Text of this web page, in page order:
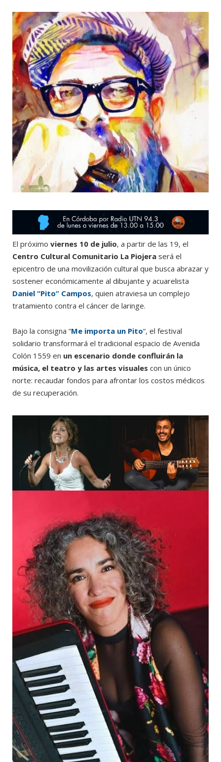
k a
El próximo viernes 10 de julio, a partir de las 19, el
Centro Cultural Comunitario La Piojera será el
epicentro de una movilización cultural que busca abrazar y
sostener económicamente al dibujante y acuarelista
Daniel “Pito” Campos, quien atraviesa un complejo
tratamiento contra el cáncer de laringe.
Bajo la consigna “Me importa un Pito“, el festival
solidario transformará el tradicional espacio de Avenida
Colón 1559 en un escenario donde confluirán la
música, el teatro y las artes visuales con un único
norte: recaudar fondos para afrontar los costos médicos
de su recuperación.